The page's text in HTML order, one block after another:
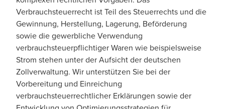
Verbrauchsteuerrecht ist Teil des Steuerrechts und die
Gewinnung, Herstellung, Lagerung, Beförderung
sowie die gewerbliche Verwendung
verbrauchsteuerpflichtiger Waren wie beispielsweise
Strom stehen unter der Aufsicht der deutschen
Zollverwaltung. Wir unterstützen Sie bei der
Vorbereitung und Einreichung
verbrauchsteuerrechtlicher Erklärungen sowie der